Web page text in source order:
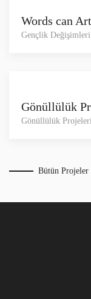
Words can Art
Gençlik
Gönüllülük
Gönüllülük
Bütün Projeler